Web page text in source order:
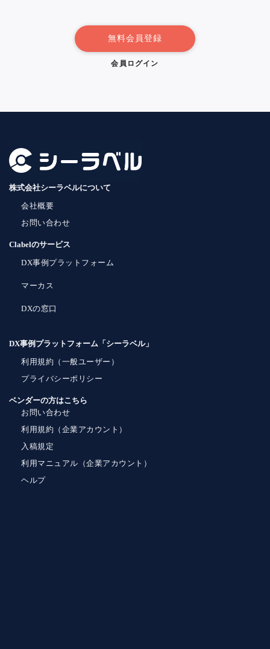
無料会員登録
会員ログイン
株式会社シーラベルについて
会社概要
お問い合わせ
Clabelのサービス
DX事例プラットフォーム
マーカス
DXの窓口
DX事例プラットフォーム「シーラベル」
利用規約（一般ユーザー）
プライバシーポリシー
ベンダーの方はこちら
お問い合わせ
利用規約（企業アカウント）
入稿規定
利用マニュアル（企業アカウント）
ヘルプ